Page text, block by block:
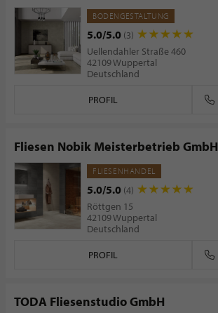
BODENGESTALTUNG
5.0/5.0 (3)
Uellendahler Straße 460
42109 Wuppertal
Deutschland
PROFIL
Fliesen Nobik Meisterbetrieb GmbH
FLIESENHANDEL
5.0/5.0 (4)
Röttgen 15
42109 Wuppertal
Deutschland
PROFIL
TODA Fliesenstudio GmbH